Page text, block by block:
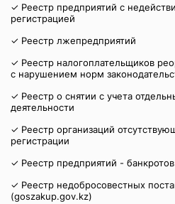
✓ Реестр предприятий с
регистрацией
✓ Реестр лжепредприятий
✓ Реестр налогоплательщиков
с нарушением норм
✓ Реестр о снятии с учета
деятельности
✓ Реестр организаций
регистрации
✓ Реестр предприятий - банкротов
✓ Реестр недобросовестных
(goszakup.gov.kz)